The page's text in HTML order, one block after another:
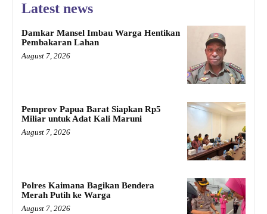
Latest news
Damkar Mansel Imbau Warga Hentikan
Pembakaran Lahan
August 7, 2026
Pemprov Papua Barat Siapkan Rp5
Miliar untuk Adat Kali Maruni
August 7, 2026
Polres Kaimana Bagikan Bendera
Merah Putih ke Warga
August 7, 2026